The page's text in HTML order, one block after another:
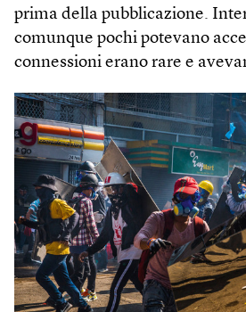
prima della pubblicazione.
comunque pochi potevano
connessioni erano rare e